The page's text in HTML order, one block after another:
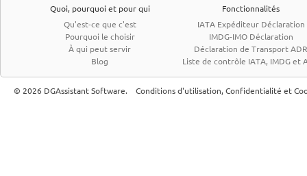
Quoi, pourquoi et pour qui
Qu'est-ce que c'est
Pourquoi le choisir
À qui peut servir
Blog
Fonctionnalités
IATA Expéditeur Déclaration
IMDG-IMO Déclaration
Déclaration de Transport
Liste de contrôle IATA, IMDG et
© 2026 DGAssistant Software. Conditions d'utilisation, Confidentialité et